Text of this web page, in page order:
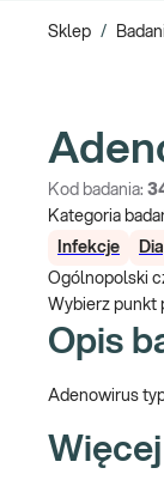
Sklep /
Kod badania:
Kategoria
Infekcje
Ogólnopolski
Wybierz punkt
Opis
Adenowirus